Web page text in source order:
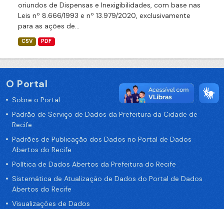
oriundos de Dispensas e Inexigibilidades, com base nas
Leis nº 8.666/1993 e nº 13.979/2020, exclusivamente
para as ações de...
CSV PDF
O Portal
Sobre o Portal
Padrão de Serviço de Dados da Prefeitura da Cidade de
Recife
Padrões de Publicação dos Dados no Portal de Dados
Abertos do Recife
Política de Dados Abertos da Prefeitura do Recife
Sistemática de Atualização de Dados do Portal de Dados
Abertos do Recife
Visualizações de Dados